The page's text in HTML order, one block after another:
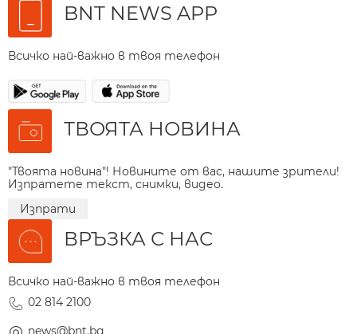
BNT NEWS APP
Всичко най-важно в твоя телефон
ТВОЯТА НОВИНА
"Твоята новина"! Новините от вас, нашите зрители!
Изпратете текст, снимки, видео.
Изпрати
ВРЪЗКА С НАС
Всичко най-важно в твоя телефон
02 814 2100
news@bnt.bg